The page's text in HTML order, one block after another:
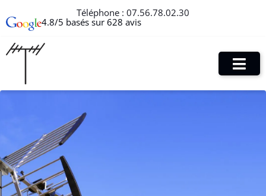
Téléphone : 07.56.78.02.30
4.8/5 basés sur 628 avis